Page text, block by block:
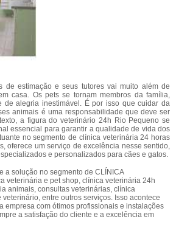
de estimação e seus tutores vai muito além de
casa. Os pets se tornam membros da família,
de alegria inestimável. É por isso que cuidar da
animais é uma responsabilidade que deve ser
a figura do veterinário 24h Rio Pequeno se
essencial para garantir a qualidade de vida dos
no segmento de clínica veterinária 24 horas
oferece um serviço de excelência nesse sentido,
e personalizados para cães e gatos.
a solução no segmento de CLÍNICA
veterinária e pet shop, clínica veterinária 24h
animais, consultas veterinárias, clínica
entre outros serviços. Isso acontece
empresa com ótimos profissionais e instalações
a satisfação do cliente e a excelência em